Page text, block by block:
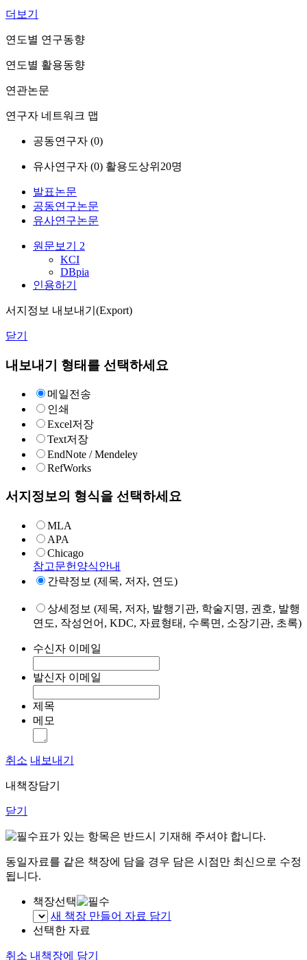
더보기
연도별 연구동향
연도별 활용동향
연관논문
연구자 네트워크 맵
공동연구자 (0)
유사연구자 (0) 활용도상위20명
발표논문
공동연구논문
유사연구논문
원문보기 2
KCI
DBpia
인용하기
서지정보 내보내기(Export)
닫기
내보내기 형태를 선택하세요
메일전송
인쇄
Excel저장
Text저장
EndNote / Mendeley
RefWorks
서지정보의 형식을 선택하세요
MLA
APA
Chicago
참고문헌양식안내
간략정보 (제목, 저자, 연도)
상세정보 (제목, 저자, 발행기관, 학술지명, 권호, 발행
연도, 작성언어, KDC, 자료형태, 수록면, 소장기관, 초록)
수신자 이메일
발신자 이메일
제목
메모
취소 내보내기
내책장담기
닫기
표가 있는 항목은 반드시 기재해 주셔야 합니다.
동일자료를 같은 책장에 담을 경우 담은 시점만 최신으로 수정
됩니다.
책장선택
새 책장 만들어 자료 담기
선택한 자료
취소 내책장에 담기